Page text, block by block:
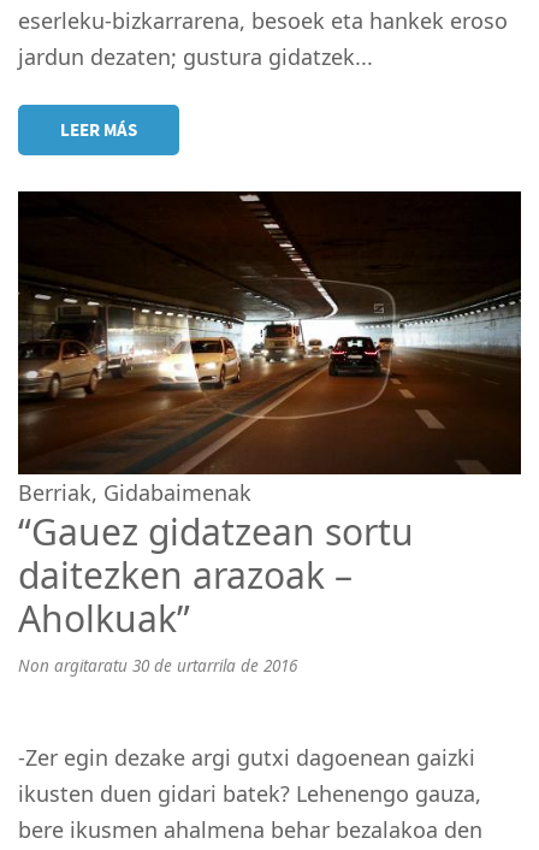
eserleku-bizkarrarena, besoek eta hankek eroso
jardun dezaten; gustura gidatzek...
LEER MÁS
Berriak, Gidabaimenak
“Gauez gidatzean sortu
daitezken arazoak –
Aholkuak”
Non argitaratu 30 de urtarrila de 2016
-Zer egin dezake argi gutxi dagoenean gaizki
ikusten duen gidari batek? Lehenengo gauza,
bere ikusmen ahalmena behar bezalakoa den